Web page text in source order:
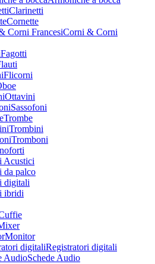
Clarinetti
Cornette
Corni & Corni
Fagotti
Flicorni
Ottavini
Sassofoni
Trombe
Trombini
Tromboni
Acustici
da palco
digitali
ibridi
Monitor
Registratori digitali
Schede Audio